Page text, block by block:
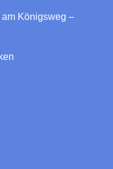
Königsweg –